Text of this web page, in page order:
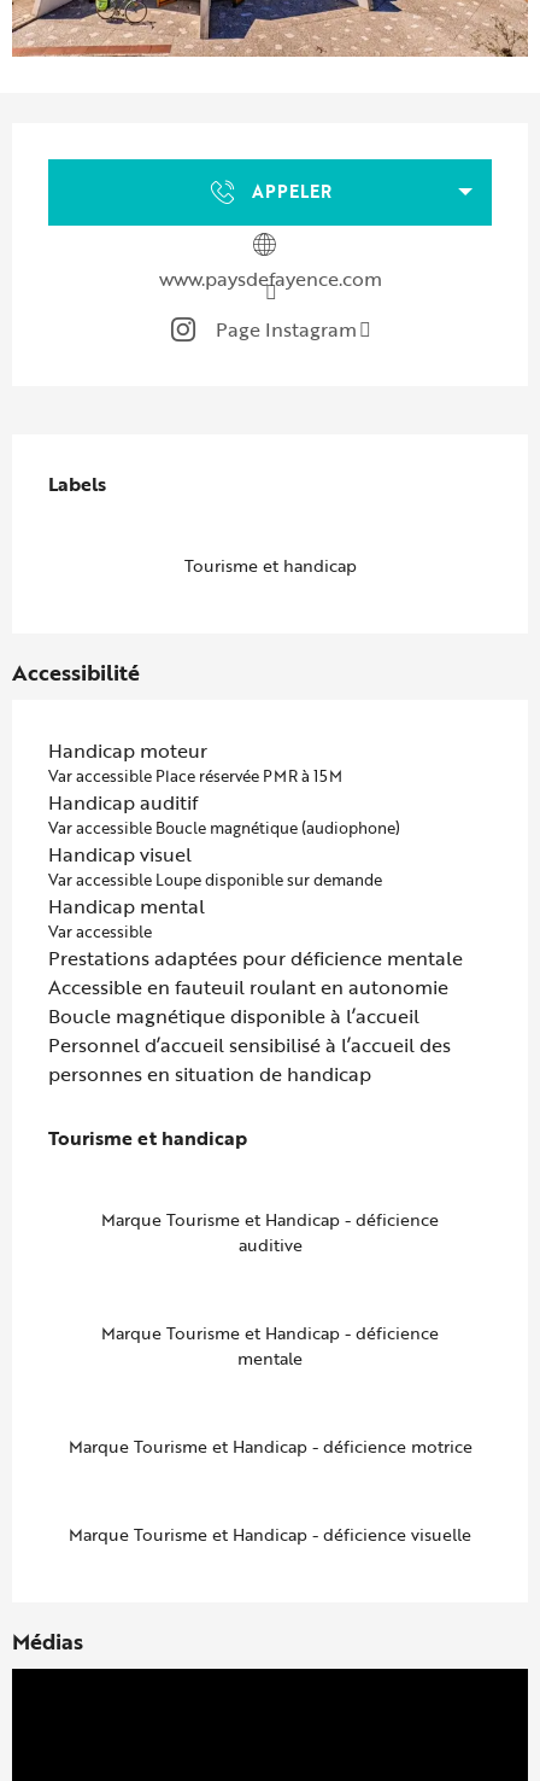
APPELER
www.paysdefayence.com
Page Instagram
Labels
Labels
Tourisme et handicap
Accessibilité
Handicap moteur
Var accessible Place réservée PMR à 15M
Handicap auditif
Var accessible Boucle magnétique (audiophone)
Handicap visuel
Var accessible Loupe disponible sur demande
Handicap mental
Var accessible
Prestations adaptées pour déficience mentale
Accessible en fauteuil roulant en autonomie
Boucle magnétique disponible à l’accueil
Personnel d’accueil sensibilisé à l’accueil des
personnes en situation de handicap
Tourisme et handicap
Tourisme et handicap
Marque Tourisme et Handicap - déficience
auditive
Marque Tourisme et Handicap - déficience
mentale
Marque Tourisme et Handicap - déficience motrice
Marque Tourisme et Handicap - déficience visuelle
Médias